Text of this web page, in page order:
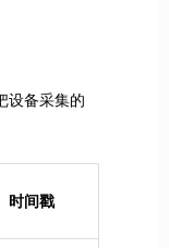
设备采集的
时间戳